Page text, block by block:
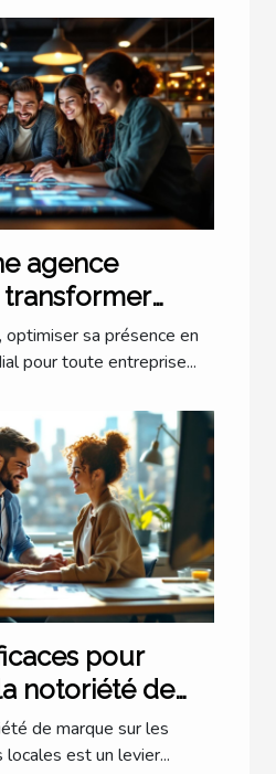
agence
en ligne ?
optimiser sa présence en
pour toute entreprise...
pour
notoriété de
plateformes
de marque sur les
est un levier...